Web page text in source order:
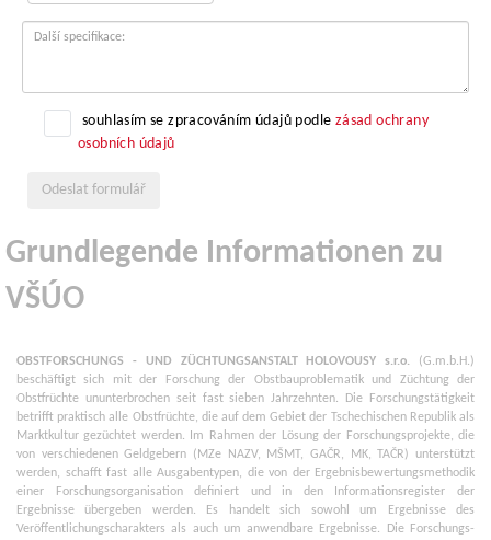
souhlasím se zpracováním údajů podle zásad ochrany
osobních údajů
Odeslat formulář
Grundlegende Informationen zu
VŠÚO
OBSTFORSCHUNGS - UND ZÜCHTUNGSANSTALT HOLOVOUSY s.r.o. (G.m.b.H.)
beschäftigt sich mit der Forschung der Obstbauproblematik und Züchtung der
Obstfrüchte ununterbrochen seit fast sieben Jahrzehnten. Die Forschungstätigkeit
betrifft praktisch alle Obstfrüchte, die auf dem Gebiet der Tschechischen Republik als
Marktkultur gezüchtet werden. Im Rahmen der Lösung der Forschungsprojekte, die
von verschiedenen Geldgebern (MZe NAZV, MŠMT, GAČR, MK, TAČR) unterstützt
werden, schafft fast alle Ausgabentypen, die von der Ergebnisbewertungsmethodik
einer Forschungsorganisation definiert und in den Informationsregister der
Ergebnisse übergeben werden. Es handelt sich sowohl um Ergebnisse des
Veröffentlichungscharakters als auch um anwendbare Ergebnisse. Die Forschungs-